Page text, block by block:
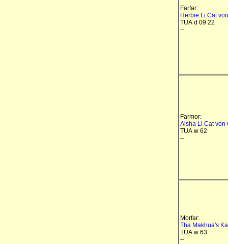
Farfar:
Herbie Li Cat
TUA d 09 22
--
Farmor:
Aisha Li Cat von
TUA w 62
--
Morfar:
Tha Makhua's
TUA w 63
--